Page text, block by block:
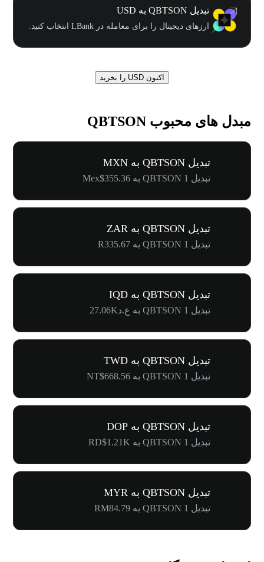
تبدیل QBTSON به USD
ارزهای دیجیتال را برای معامله در LBank انتخاب کنید.
اکنون USD را بخرید
مبدل های محبوب QBTSON
تبدیل QBTSON به MXN
تبدیل 1 QBTSON به Mex$355.36
تبدیل QBTSON به ZAR
تبدیل 1 QBTSON به R335.67
تبدیل QBTSON به IQD
تبدیل 1 QBTSON به ع.د27.06K
تبدیل QBTSON به TWD
تبدیل 1 QBTSON به NT$668.56
تبدیل QBTSON به DOP
تبدیل 1 QBTSON به RD$1.21K
تبدیل QBTSON به MYR
تبدیل 1 QBTSON به RM84.79